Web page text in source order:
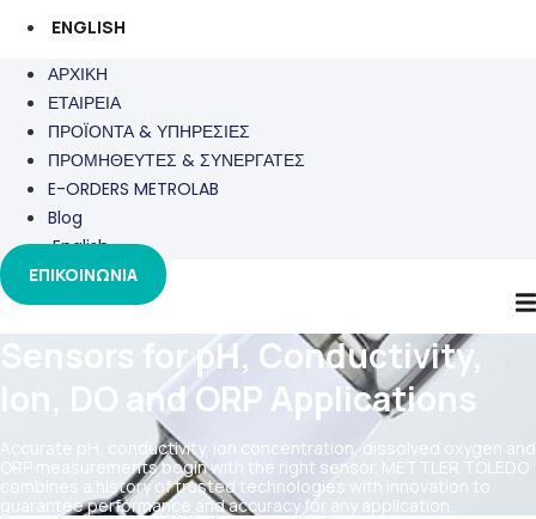
ENGLISH
ΑΡΧΙΚΗ
ΕΤΑΙΡΕΙΑ
ΠΡΟΪΟΝΤΑ & ΥΠΗΡΕΣΙΕΣ
ΠΡΟΜΗΘΕΥΤΕΣ & ΣΥΝΕΡΓΑΤΕΣ
E-ORDERS METROLAB
Blog
English
ΕΠΙΚΟΙΝΩΝΙΑ
Sensors for pH, Conductivity,
Ion, DO and ORP Applications
Accurate pH, conductivity, ion concentration, dissolved oxygen and
ORP measurements begin with the right sensor. METTLER TOLEDO
combines a history of trusted technologies with innovation to
guarantee performance and accuracy for any application.